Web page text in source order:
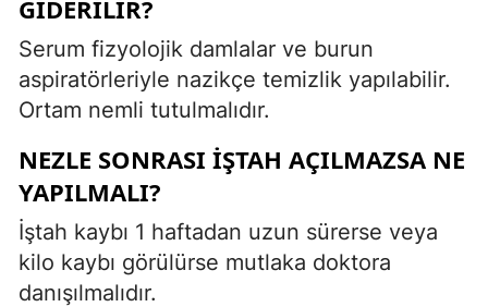
GIDERILIR?
Serum fizyolojik damlalar ve burun
aspiratörleriyle nazikçe temizlik yapılabilir.
Ortam nemli tutulmalıdır.
NEZLE SONRASI IŞTAH AÇILMAZSA NE
YAPILMALI?
İştah kaybı 1 haftadan uzun sürerse veya
kilo kaybı görülürse mutlaka doktora
danışılmalıdır.